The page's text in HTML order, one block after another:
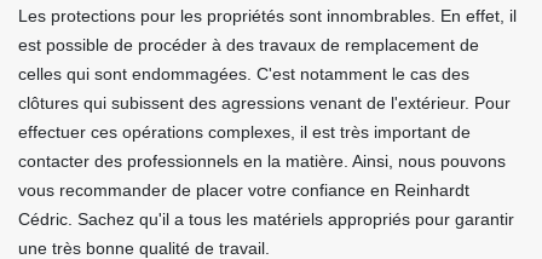
Les protections pour les propriétés sont innombrables. En effet, il
est possible de procéder à des travaux de remplacement de
celles qui sont endommagées. C'est notamment le cas des
clôtures qui subissent des agressions venant de l'extérieur. Pour
effectuer ces opérations complexes, il est très important de
contacter des professionnels en la matière. Ainsi, nous pouvons
vous recommander de placer votre confiance en Reinhardt
Cédric. Sachez qu'il a tous les matériels appropriés pour garantir
une très bonne qualité de travail.